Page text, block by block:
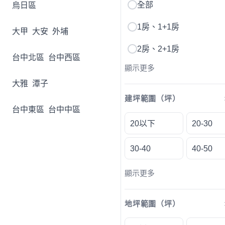
烏日區
大甲 大安 外埔
台中北區 台中西區
大雅 潭子
台中東區 台中中區
全部
1房、1+1房
2房、2+1房
顯示更多
建坪範圍（坪）
20以下 20-30
30-40 40-50
顯示更多
地坪範圍（坪）